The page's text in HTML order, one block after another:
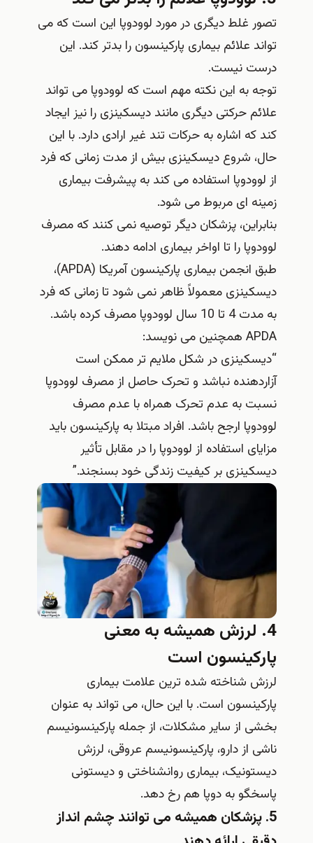
تصور غلط دیگری در مورد لوودوپا این است که می
تواند علائم بیماری پارکینسون را بدتر کند. این
درست نیست.
توجه به این نکته مهم است که لوودوپا می تواند
علائم حرکتی دیگری مانند دیسکینزی را نیز ایجاد
کند که اشاره به حرکات تند غیر ارادی دارد. با این
حال، شروع دیسکینزی بیش از مدت زمانی که فرد
از لوودوپا استفاده می کند به پیشرفت بیماری
زمینه ای مربوط می شود.
بنابراین، پزشکان دیگر توصیه نمی کنند که مصرف
لوودوپا را تا اواخر بیماری ادامه دهند.
طبق انجمن بیماری پارکینسون آمریکا (APDA)،
دیسکینزی معمولاً ظاهر نمی شود تا زمانی که فرد
به مدت 4 تا 10 سال لوودوپا مصرف کرده باشد.
APDA همچنین می نویسد:
“دیسکینزی در شکل ملایم تر ممکن است
آزاردهنده نباشد و تحرک حاصل از مصرف لوودوپا
نسبت به عدم تحرک همراه با عدم مصرف
لوودوپا ارجح باشد. افراد مبتلا به پارکینسون باید
مزایای استفاده از لوودوپا را در مقابل تأثیر
دیسکینزی بر کیفیت زندگی خود بسنجند.”
4. لرزش همیشه به معنی
پارکینسون است
لرزش شناخته شده ترین علامت بیماری
پارکینسون است. با این حال، می تواند به عنوان
بخشی از سایر مشکلات، از جمله پارکینسونیسم
ناشی از دارو، پارکینسونیسم عروقی، لرزش
دیستونیک، بیماری روانشناختی و دیستونی
پاسخگو به دوپا هم رخ دهد.
5. پزشکان همیشه می توانند چشم انداز